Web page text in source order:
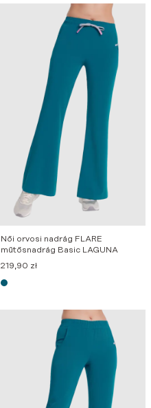
Női orvosi nadrág FLARE
műtősnadrág Basic LAGUNA
219,90 zł